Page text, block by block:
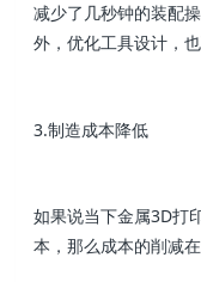
减少了几秒钟的装配
外，优化工具设计，
3.制造成本降低
如果说当下金属3D打
本，那么成本的削减